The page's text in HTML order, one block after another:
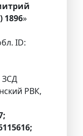
1896»
ID:
ЗСД
РВК,